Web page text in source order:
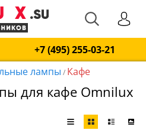
+7 (495) 255-03-21
лампы / Кафе
для кафе Omnilux